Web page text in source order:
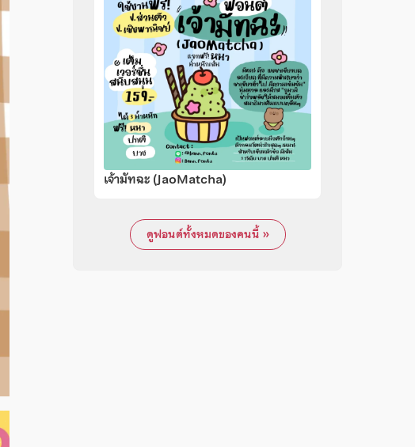
เจ้ามัทฉะ (JaoMatcha)
ดูฟอนต์ทั้งหมดของคนนี้ »